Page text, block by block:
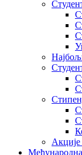
Акције